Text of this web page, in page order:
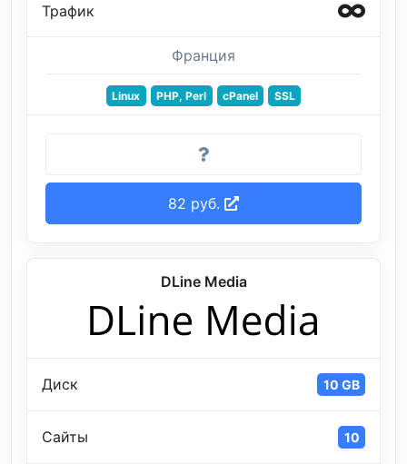
Трафик
Франция
Linux PHP, Perl cPanel SSL
82 руб.
DLine Media
Диск 10 GB
Сайты 10